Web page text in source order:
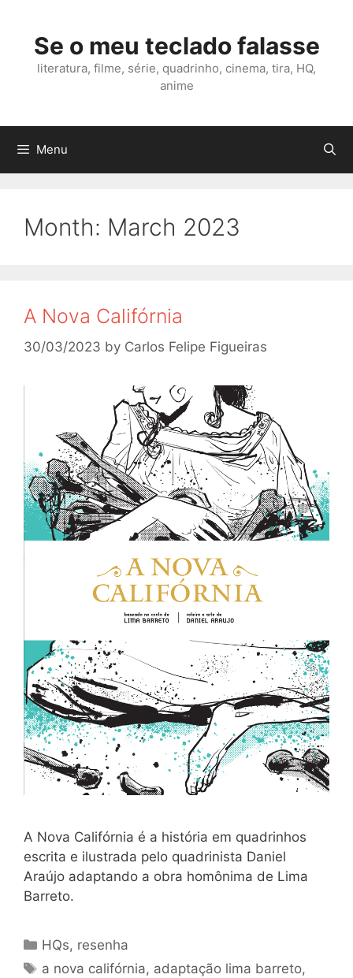
contentSe o meu teclado falasse
literatura, filme, série, quadrinho, cinema, tira, HQ,
anime
Menu
Month: March 2023
A Nova Califórnia
30/03/2023 by Carlos Felipe Figueiras
A Nova Califórnia é a história em quadrinhos
escrita e ilustrada pelo quadrinista Daniel
Araújo adaptando a obra homônima de Lima
Barreto.
Categories
HQs, resenha
Tags
a nova califórnia, adaptação lima barreto,